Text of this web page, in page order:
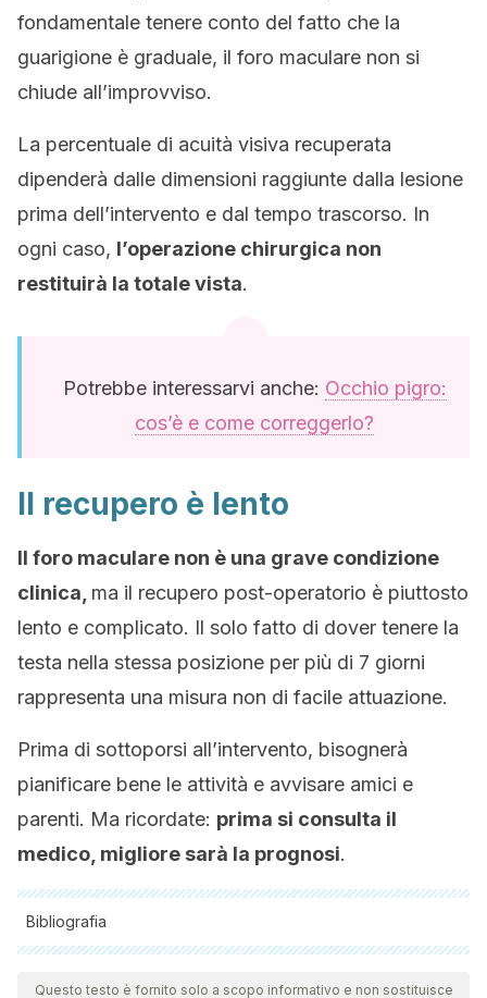
fondamentale tenere conto del fatto che la
guarigione è graduale, il foro maculare non si
chiude all’improvviso.
La percentuale di acuità visiva recuperata
dipenderà dalle dimensioni raggiunte dalla lesione
prima dell’intervento e dal tempo trascorso. In
ogni caso, l’operazione chirurgica non
restituirà la totale vista.
Potrebbe interessarvi anche: Occhio pigro:
cos’è e come correggerlo?
Il recupero è lento
Il foro maculare non è una grave condizione
clinica, ma il recupero post-operatorio è piuttosto
lento e complicato. Il solo fatto di dover tenere la
testa nella stessa posizione per più di 7 giorni
rappresenta una misura non di facile attuazione.
Prima di sottoporsi all’intervento, bisognerà
pianificare bene le attività e avvisare amici e
parenti. Ma ricordate: prima si consulta il
medico, migliore sarà la prognosi.
Bibliografia
Tutte le fonti citate sono state esaminate a fondo dal nostro
team per garantirne la qualità, l'affidabilità, l'attualità e la
Questo testo è fornito solo a scopo informativo e non sostituisce